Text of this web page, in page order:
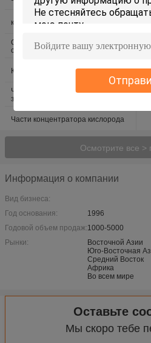
контейнер бака iso
Оборудование установленное
скидом
Компрессор кислорода
Части завода кислорода
запасные
Части концентратора кислорода
Осмотрите все >
Информация о компании
Вид бизнеса:
Год основания:
1996
Годовой объем продаж:1000-5000
Рынки:
Восточной Азии
Юго-Восточная
Средний Восток
Африка
Во всем мире
Оставьте
Мы скоро тебе
Вакуумируйте бак для
Большой контейнер ЛИН
Метал составное хранение
Низкое потребление ЛИН/